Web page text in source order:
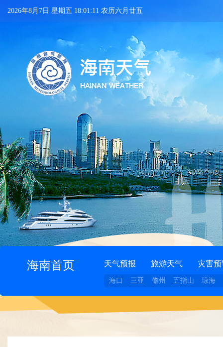
2026年8月7日 星期五 18:01:12 农历六月廿五
海南首页 天气预报 旅游天气 灾害
海口 三亚 儋州 五指山 琼海